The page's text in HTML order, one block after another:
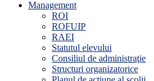
Management
ROI
ROFUIP
RAEI
Statutul elevului
Consiliul de administraţie
Structuri organizatorice